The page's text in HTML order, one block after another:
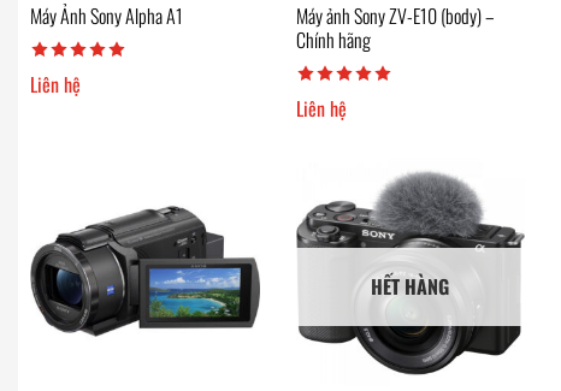
Máy Ảnh Sony Alpha A1
Liên hệ
Máy ảnh Sony ZV-E10 (body) –
Chính hãng
Liên hệ
HẾT HÀNG